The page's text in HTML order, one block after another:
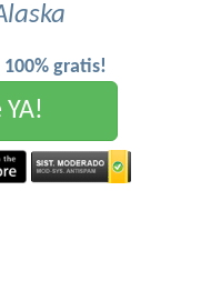
gratis!